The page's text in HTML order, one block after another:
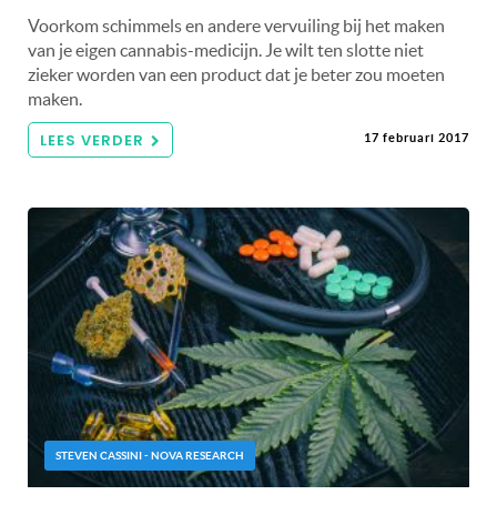
Voorkom schimmels en andere vervuiling bij het maken
van je eigen cannabis-medicijn. Je wilt ten slotte niet
zieker worden van een product dat je beter zou moeten
maken.
LEES VERDER 17 februari 2017
STEVEN CASSINI - NOVA RESEARCH